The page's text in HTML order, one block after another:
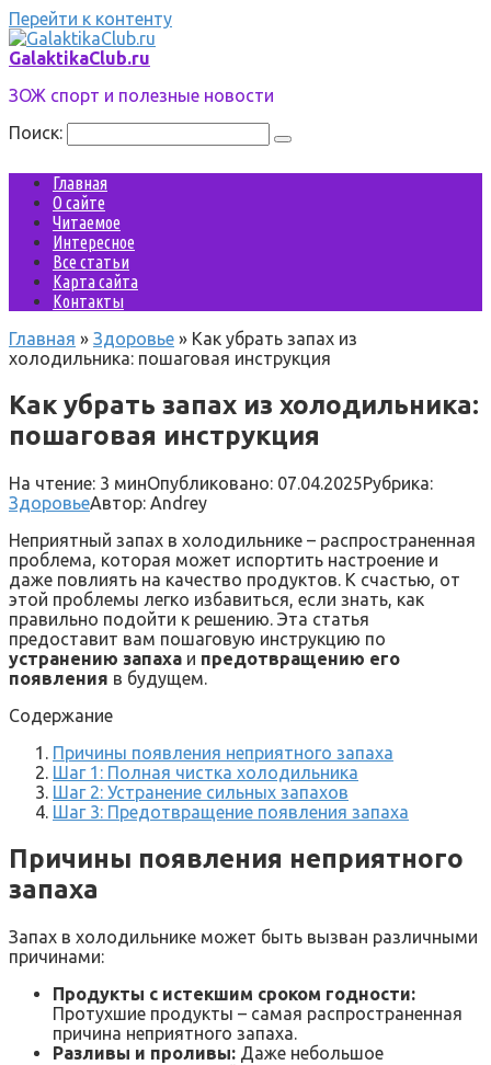
Перейти к контенту
GalaktikaClub.ru
ЗОЖ спорт и полезные новости
Поиск:
Главная
О сайте
Читаемое
Интересное
Все статьи
Карта сайта
Контакты
Главная » Здоровье » Как убрать запах из
холодильника: пошаговая инструкция
Как убрать запах из холодильника:
пошаговая инструкция
На чтение: 3 минОпубликовано: 07.04.2025Рубрика:
ЗдоровьеАвтор: Andrey
Неприятный запах в холодильнике – распространенная
проблема, которая может испортить настроение и
даже повлиять на качество продуктов. К счастью, от
этой проблемы легко избавиться, если знать, как
правильно подойти к решению. Эта статья
предоставит вам пошаговую инструкцию по
устранению запаха и предотвращению его
появления в будущем.
Содержание
Причины появления неприятного запаха
Шаг 1: Полная чистка холодильника
Шаг 2: Устранение сильных запахов
Шаг 3: Предотвращение появления запаха
Причины появления неприятного
запаха
Запах в холодильнике может быть вызван различными
причинами:
Продукты с истекшим сроком годности:
Протухшие продукты – самая распространенная
причина неприятного запаха.
Разливы и проливы: Даже небольшое